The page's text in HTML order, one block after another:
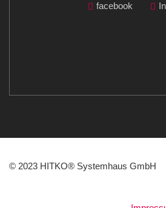
facebook
© 2023 HITKO® Systemhaus GmbH